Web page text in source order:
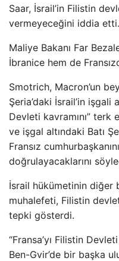
Saar, İsrail’in Filistin
vermeyeceğini iddia etti.
Maliye Bakanı Far
İbranice hem de
Smotrich, Macron’un
Şeria’daki İsrail’in işgali
Devleti kavramını” terk
ve işgal altındaki Batı
Fransız
doğrulayacaklarını
İsrail hükümetinin diğer
muhalefeti, Filistin
tepki gösterdi.
“Fransa’yı Filistin
Ben-Gvir’de bir başka